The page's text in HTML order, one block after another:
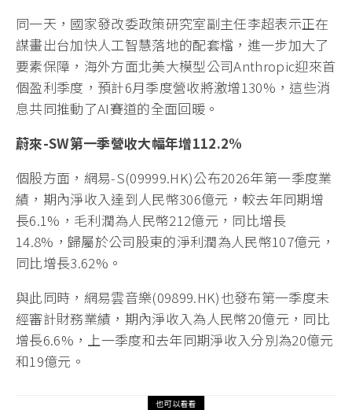
同一天，國家發改委政策研究室副主任李超表示正在
謀畫出台加快人工智慧落地的配套檔，進一步加大了
要素保障，海外方面北美大模型公司Anthropic迎來首
個盈利季度，預計6月季度營收將激增130%，這些消
息共同推動了AI賽道的全面回暖。
蔚來-SW第一季營收大幅年增112.2%
個股方面，網易-S(09999.HK)公布2026年第一季度業
績，期內淨收入達到人民幣306億元，較去年同期增
長6.1%，毛利潤為人民幣212億元，同比增長
14.8%，歸屬於公司股東的淨利潤為人民幣107億元，
同比增長3.62%。
與此同時，網易雲音樂(09899.HK)也發布第一季度未
經審計財務業績，期內淨收入為人民幣20億元，同比
增長6.6%，上一季度和去年同期淨收入分別為20億元
和19億元。
也可以看看